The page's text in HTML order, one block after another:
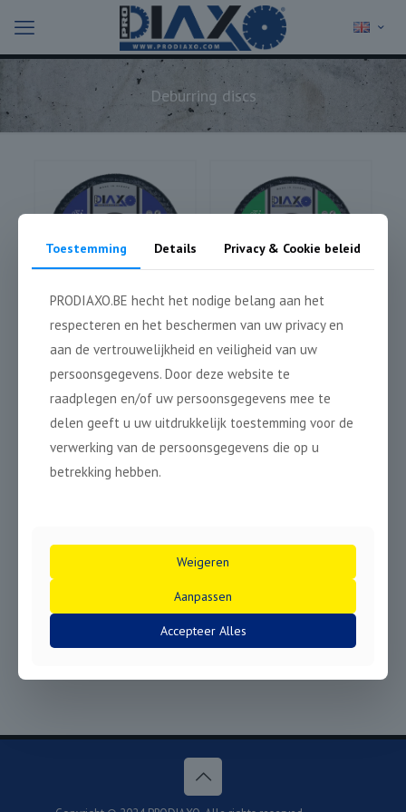
Deburring discs
Toestemming Details Privacy & Cookie beleid
PRODIAXO.BE hecht het nodige belang aan het
respecteren en het beschermen van uw privacy en
aan de vertrouwelijkheid en veiligheid van uw
persoonsgegevens. Door deze website te
raadplegen en/of uw persoonsgegevens mee te
delen geeft u uw uitdrukkelijk toestemming voor de
verwerking van de persoonsgegevens die op u
betrekking hebben.
Weigeren
Aanpassen
Accepteer Alles